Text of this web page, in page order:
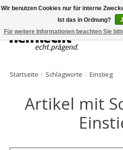
HelfRecht-Planer | Jahresaktualisierungen
Startseite / Schlagworte / Einstieg
Artikel mit
Wir benutzen Cookies nur für interne
Ist das in Ordnung?
Für weitere Informationen beachten Sie